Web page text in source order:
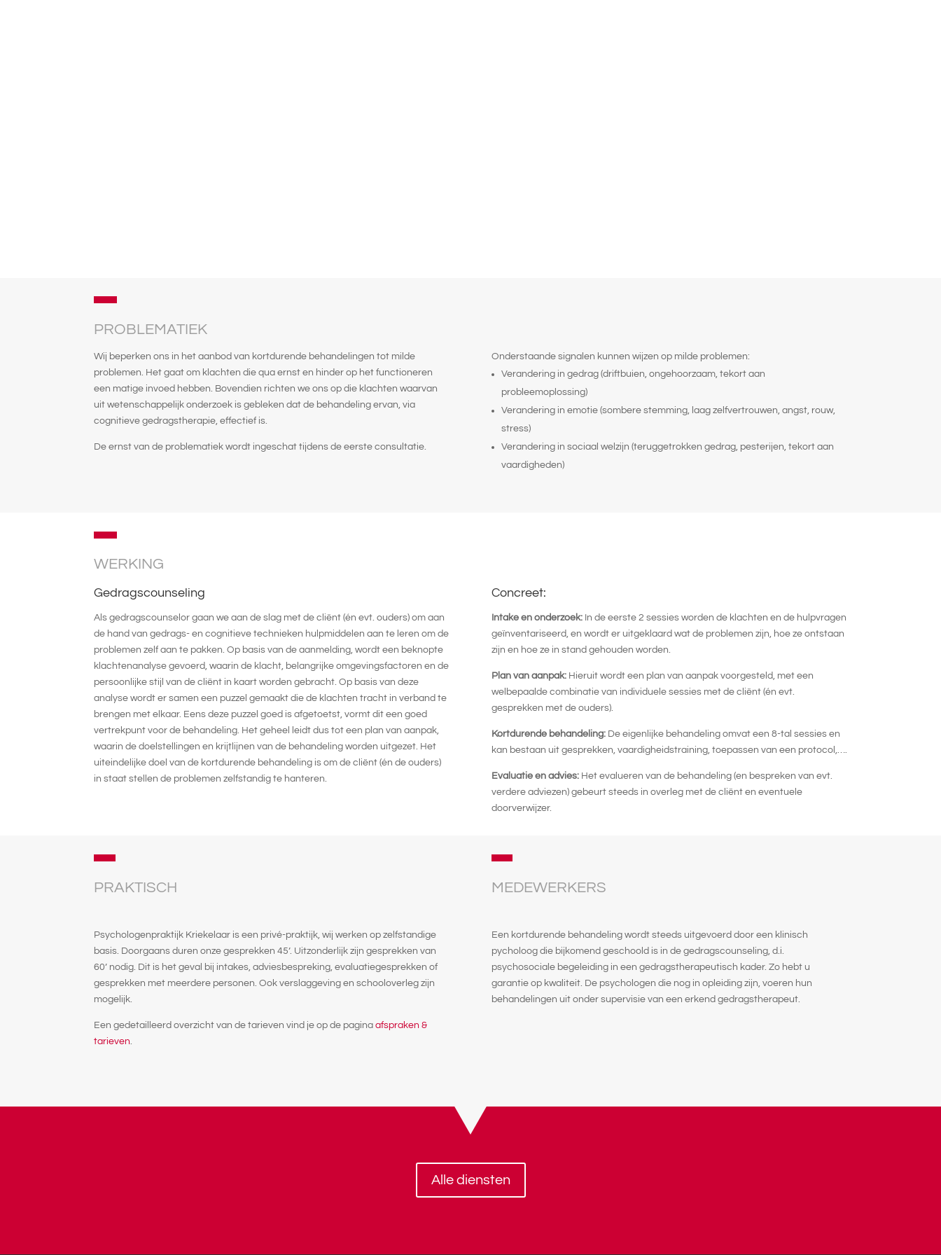
PROBLEMATIEK
Wij beperken ons in het aanbod van kortdurende behandelingen tot milde
problemen. Het gaat om klachten die qua ernst en hinder op het functioneren
een matige invoed hebben. Bovendien richten we ons op die klachten waarvan
uit wetenschappelijk onderzoek is gebleken dat de behandeling ervan, via
cognitieve gedragstherapie, effectief is.
De ernst van de problematiek wordt ingeschat tijdens de eerste consultatie.
Onderstaande signalen kunnen wijzen op milde problemen:
Verandering in gedrag (driftbuien, ongehoorzaam, tekort aan
probleemoplossing)
Verandering in emotie (sombere stemming, laag zelfvertrouwen, angst, rouw,
stress)
Verandering in sociaal welzijn (teruggetrokken gedrag, pesterijen, tekort aan
vaardigheden)
WERKING
Gedragscounseling
Als gedragscounselor gaan we aan de slag met de cliënt (én evt. ouders) om aan
de hand van gedrags- en cognitieve technieken hulpmiddelen aan te leren om de
problemen zelf aan te pakken. Op basis van de aanmelding, wordt een beknopte
klachtenanalyse gevoerd, waarin de klacht, belangrijke omgevingsfactoren en de
persoonlijke stijl van de cliënt in kaart worden gebracht. Op basis van deze
analyse wordt er samen een puzzel gemaakt die de klachten tracht in verband te
brengen met elkaar. Eens deze puzzel goed is afgetoetst, vormt dit een goed
vertrekpunt voor de behandeling. Het geheel leidt dus tot een plan van aanpak,
waarin de doelstellingen en krijtlijnen van de behandeling worden uitgezet. Het
uiteindelijke doel van de kortdurende behandeling is om de cliënt (én de ouders)
in staat stellen de problemen zelfstandig te hanteren.
Concreet:
Intake en onderzoek:In de eerste 2 sessies worden de klachten en de hulpvragen
geïnventariseerd, en wordt er uitgeklaard wat de problemen zijn, hoe ze ontstaan
zijn en hoe ze in stand gehouden worden.
Plan van aanpak: Hieruit wordt een plan van aanpak voorgesteld, met een
welbepaalde combinatie van individuele sessies met de cliënt (én evt.
gesprekken met de ouders).
Kortdurende behandeling: De eigenlijke behandeling omvat een 8-tal sessies en
kan bestaan uit gesprekken, vaardigheidstraining, toepassen van een protocol,….
Evaluatie en advies: Het evalueren van de behandeling (en bespreken van evt.
verdere adviezen) gebeurt steeds in overleg met de cliënt en eventuele
doorverwijzer.
PRAKTISCH
Psychologenpraktijk Kriekelaar is een privé-praktijk, wij werken op zelfstandige
basis. Doorgaans duren onze gesprekken 45’. Uitzonderlijk zijn gesprekken van
60’ nodig. Dit is het geval bij intakes, adviesbespreking, evaluatiegesprekken of
gesprekken met meerdere personen. Ook verslaggeving en schooloverleg zijn
mogelijk.
Een gedetailleerd overzicht van de tarieven vind je op de paginaafspraken &
tarieven.
MEDEWERKERS
Een kortdurende behandeling wordt steeds uitgevoerd door een klinisch
pycholoog die bijkomend geschoold is in de gedragscounseling, d.i.
psychosociale begeleiding in een gedragstherapeutisch kader. Zo hebt u
garantie op kwaliteit. De psychologen die nog in opleiding zijn, voeren hun
behandelingen uit onder supervisie van een erkend gedragstherapeut.
Alle diensten